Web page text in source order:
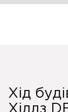
Хід
Хіллз